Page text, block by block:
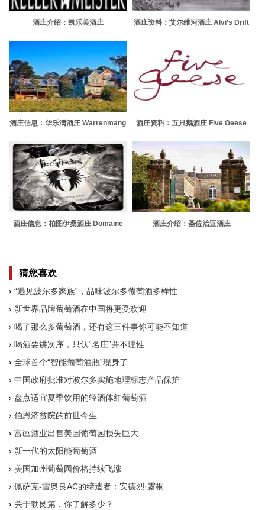
酒庄介绍：凯乐美酒庄
酒庄资料：艾尔维河酒庄 Alvi’s Drift
酒庄信息：华乐满酒庄 Warrenmang
酒庄资料：五只鹅酒庄 Five Geese
酒庄信息：柏图伊桑酒庄 Domaine
酒庄介绍：圣佐治亚酒庄
猜您喜欢
“遇见波尔多家族”，品味波尔多葡萄酒多样性
新世界品牌葡萄酒在中国将更受欢迎
喝了那么多葡萄酒，还有这三件事你可能不知道
喝酒要讲次序，只认“名庄”并不理性
全球首个“智能葡萄酒瓶”现身了
中国政府批准对波尔多实施地理标志产品保护
盘点适宜夏季饮用的轻酒体红葡萄酒
伯恩济贫院的前世今生
富邑酒业出售美国葡萄园损失巨大
新一代的太阳能葡萄酒
美国加州葡萄园价格持续飞涨
佩萨克-雷奥良AC的缔造者：安德烈·露桐
关于勃艮第，你了解多少？